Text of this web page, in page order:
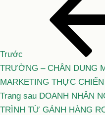
viết
Trước
TRƯỜNG – CHÂN DUNG
MARKETING THỰC
Bài
tiếp
Trang sau DOANH NHÂN
TRÌNH TỪ GÁNH HÀNG